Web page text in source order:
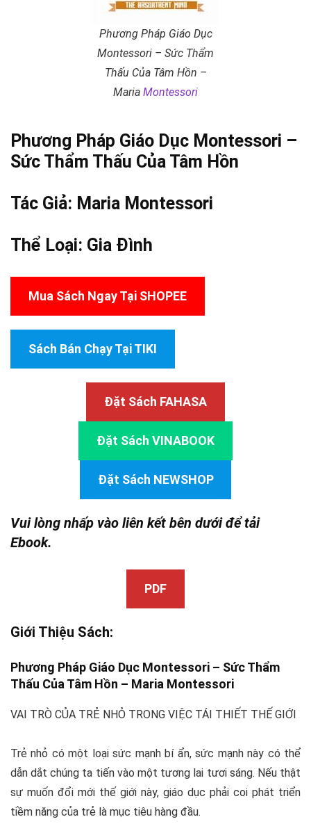
Phương Pháp Giáo Dục
Montessori – Sức Thẩm
Thấu Của Tâm Hồn –
Maria Montessori
Phương Pháp Giáo Dục Montessori –
Sức Thẩm Thấu Của Tâm Hồn
Tác Giả: Maria Montessori
Thể Loại: Gia Đình
Mua Sách Ngay Tại SHOPEE
Sách Bán Chạy Tại TIKI
Đặt Sách FAHASA
Đặt Sách VINABOOK
Đặt Sách NEWSHOP
Vui lòng nhấp vào liên kết bên dưới để tải
Ebook.
PDF
Giới Thiệu Sách:
Phương Pháp Giáo Dục Montessori – Sức Thẩm
Thấu Của Tâm Hồn – Maria Montessori
VAI TRÒ CỦA TRẺ NHỎ TRONG VIỆC TÁI THIẾT THẾ GIỚI
Trẻ nhỏ có một loại sức mạnh bí ẩn, sức mạnh này có thể
dẫn dắt chúng ta tiến vào một tương lai tươi sáng. Nếu thật
sự muốn đổi mới thế giới này, giáo dục phải coi phát triển
tiềm năng của trẻ là mục tiêu hàng đầu.